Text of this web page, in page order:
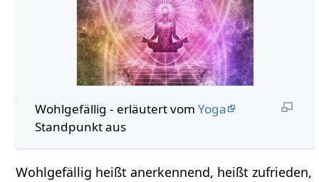
Wohlgefällig‏‎ - erläutert vom Yoga
Standpunkt aus
Wohlgefällig heißt anerkennend, heißt zufrieden,